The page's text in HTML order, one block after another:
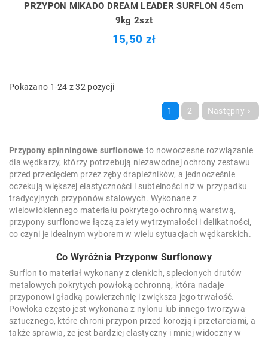
PRZYPON MIKADO DREAM LEADER SURFLON 45cm
9kg 2szt
15,50 zł
Pokazano 1-24 z 32 pozycji
1 2 Następny 
Przypony spinningowe surflonowe to nowoczesne rozwiązanie
dla wędkarzy, którzy potrzebują niezawodnej ochrony zestawu
przed przecięciem przez zęby drapieżników, a jednocześnie
oczekują większej elastyczności i subtelności niż w przypadku
tradycyjnych przyponów stalowych. Wykonane z
wielowłókiennego materiału pokrytego ochronną warstwą,
przypony surflonowe łączą zalety wytrzymałości i delikatności,
co czyni je idealnym wyborem w wielu sytuacjach wędkarskich.
Co Wyróżnia Przyponw Surflonowy
Surflon to materiał wykonany z cienkich, splecionych drutów
metalowych pokrytych powłoką ochronną, która nadaje
przyponowi gładką powierzchnię i zwiększa jego trwałość.
Powłoka często jest wykonana z nylonu lub innego tworzywa
sztucznego, które chroni przypon przed korozją i przetarciami, a
także sprawia, że jest bardziej elastyczny i mniej widoczny w